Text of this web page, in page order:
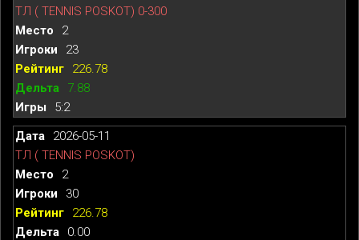
ТЛ ( TENNIS POSKOT) 0-300
2
23
226.78
7.88
5:2
2026-05-11
ТЛ ( TENNIS POSKOT)
2
30
226.78
0.00